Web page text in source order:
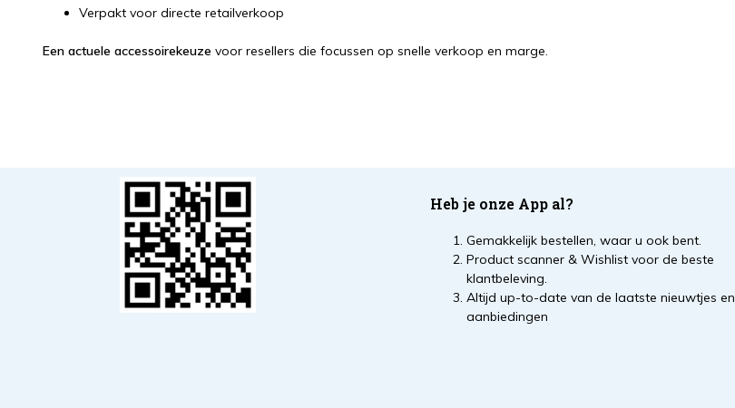
Verpakt voor directe retailverkoop
Een actuele accessoirekeuze voor resellers die focussen op snelle verkoop en marge.
Heb je onze App al?
Gemakkelijk bestellen, waar u ook bent.
Product scanner & Wishlist voor de beste
klantbeleving.
Altijd up-to-date van de laatste nieuwtjes en
aanbiedingen